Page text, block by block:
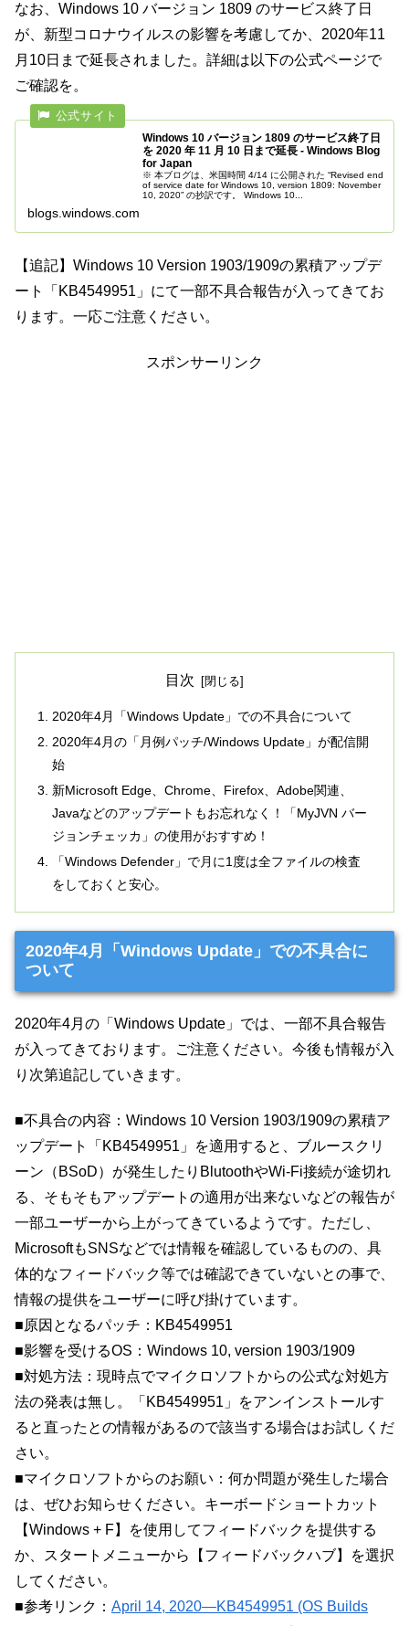
なお、Windows 10 バージョン 1809 のサービス終了日
が、新型コロナウイルスの影響を考慮してか、2020年11
月10日まで延長されました。詳細は以下の公式ページで
ご確認を。
Windows 10 バージョン 1809 のサービス終了日
を 2020 年 11 月 10 日まで延長 - Windows Blog
for Japan
※ 本ブログは、米国時間 4/14 に公開された “Revised end
of service date for Windows 10, version 1809: November
10, 2020” の抄訳です。 Windows 10...
blogs.windows.com
【追記】Windows 10 Version 1903/1909の累積アップデ
ート「KB4549951」にて一部不具合報告が入ってきてお
ります。一応ご注意ください。
スポンサーリンク
目次
2020年4月「Windows Update」での不具合について
2020年4月の「月例パッチ/Windows Update」が配信開
始
新Microsoft Edge、Chrome、Firefox、Adobe関連、
Javaなどのアップデートもお忘れなく！「MyJVN バー
ジョンチェッカ」の使用がおすすめ！
「Windows Defender」で月に1度は全ファイルの検査
をしておくと安心。
2020年4月「Windows Update」での不具合に
ついて
2020年4月の「Windows Update」では、一部不具合報告
が入ってきております。ご注意ください。今後も情報が入
り次第追記していきます。
■不具合の内容：Windows 10 Version 1903/1909の累積ア
ップデート「KB4549951」を適用すると、ブルースクリ
ーン（BSoD）が発生したりBlutoothやWi-Fi接続が途切れ
る、そもそもアップデートの適用が出来ないなどの報告が
一部ユーザーから上がってきているようです。ただし、
MicrosoftもSNSなどでは情報を確認しているものの、具
体的なフィードバック等では確認できていないとの事で、
情報の提供をユーザーに呼び掛けています。
■原因となるパッチ：KB4549951
■影響を受けるOS：Windows 10, version 1903/1909
■対処方法：現時点でマイクロソフトからの公式な対処方
法の発表は無し。「KB4549951」をアンインストールす
ると直ったとの情報があるので該当する場合はお試しくだ
さい。
■マイクロソフトからのお願い：何か問題が発生した場合
は、ぜひお知らせください。キーボードショートカット
【Windows + F】を使用してフィードバックを提供する
か、スタートメニューから【フィードバックハブ】を選択
してください。
■参考リンク： April 14, 2020—KB4549951 (OS Builds